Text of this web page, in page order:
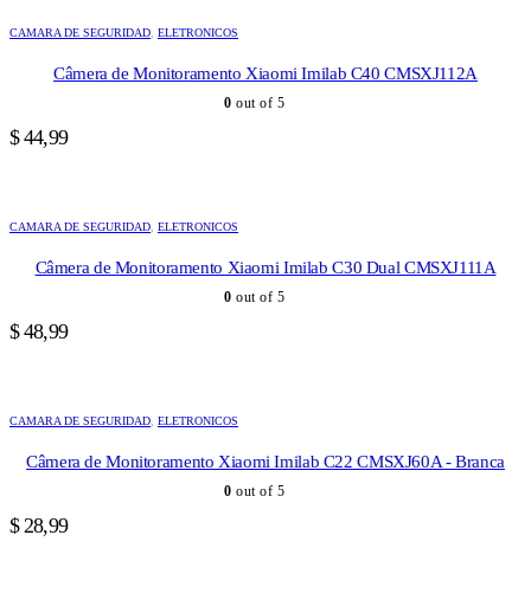
CAMARA DE SEGURIDAD ELETRONICOS
Câmera de Monitoramento Xiaomi Imilab C40 CMSXJ112A
0 out of 5
$44,99
CAMARA DE SEGURIDAD ELETRONICOS
Câmera de Monitoramento Xiaomi Imilab C30 Dual CMSXJ111A
0 out of 5
$48,99
CAMARA DE SEGURIDAD ELETRONICOS
Câmera de Monitoramento Xiaomi Imilab C22 CMSXJ60A - Branca
0 out of 5
$28,99